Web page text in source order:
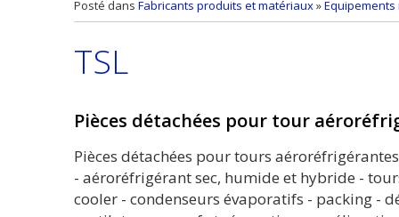
Médias du bâtiment
Etudes et enquêtes
Actualités des membres
Posté dans Fabricants produits et matériaux»
TSL
Pièces détachées pour tour
Pièces détachées pour tours
- aéroréfrigérant sec, humide et hybride -
cooler - condenseurs évaporatifs - packing -